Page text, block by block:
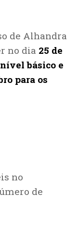
de Alhandra
no dia 25 de
básico e
para os
no
de